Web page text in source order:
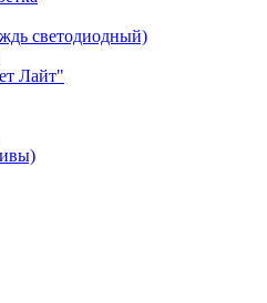
светодиодный)
Лайт"